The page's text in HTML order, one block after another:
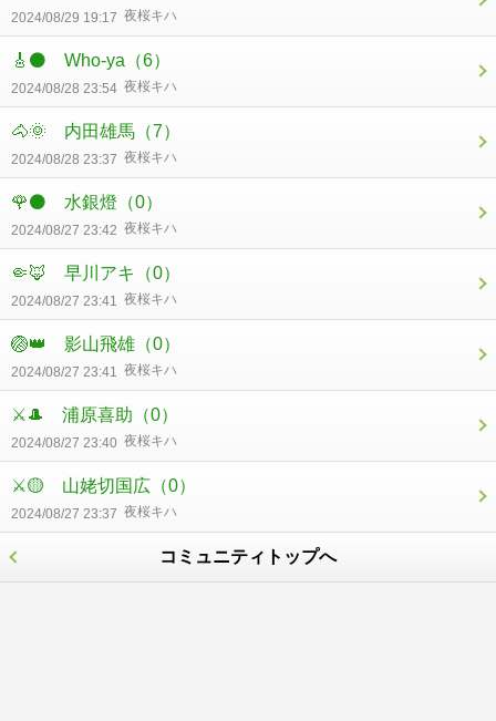
2024/08/29 19:17 夜桜キハ
🎸⚫ Who-ya （6）
2024/08/28 23:54 夜桜キハ
🐴🌞 内田雄馬 （7）
2024/08/28 23:37 夜桜キハ
🌹⚫ 水銀燈 （0）
2024/08/27 23:42 夜桜キハ
🤏🦊 早川アキ （0）
2024/08/27 23:41 夜桜キハ
🏐👑 影山飛雄 （0）
2024/08/27 23:41 夜桜キハ
⚔🎩 浦原喜助 （0）
2024/08/27 23:40 夜桜キハ
⚔🟡 山姥切国広 （0）
2024/08/27 23:37 夜桜キハ
コミュニティトップへ